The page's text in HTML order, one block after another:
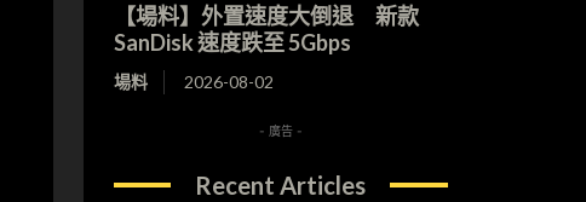
【場料】外置速度大倒退 新款
SanDisk 速度跌至 5Gbps
場料 2026-08-02
- 廣告 -
Recent Articles